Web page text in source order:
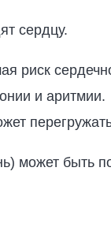
сердцу.
риск
и аритмии.
может быть